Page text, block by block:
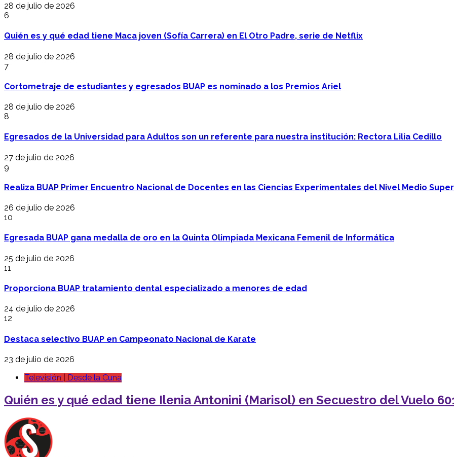
28 de julio de 2026
6
Quién es y qué edad tiene Maca joven (Sofía Carrera) en El Otro Padre, serie de Netflix
28 de julio de 2026
7
Cortometraje de estudiantes y egresados BUAP es nominado a los Premios Ariel
28 de julio de 2026
8
Egresados de la Universidad para Adultos son un referente para nuestra institución: Rectora Lilia Cedillo
27 de julio de 2026
9
Realiza BUAP Primer Encuentro Nacional de Docentes en las Ciencias Experimentales del Nivel Medio
26 de julio de 2026
10
Egresada BUAP gana medalla de oro en la Quinta Olimpiada Mexicana Femenil de Informática
25 de julio de 2026
11
Proporciona BUAP tratamiento dental especializado a menores de edad
24 de julio de 2026
12
Destaca selectivo BUAP en Campeonato Nacional de Karate
23 de julio de 2026
Televisión | Desde la Cuna
Quién es y qué edad tiene Ilenia Antonini (Marisol) en Secuestro del Vuelo